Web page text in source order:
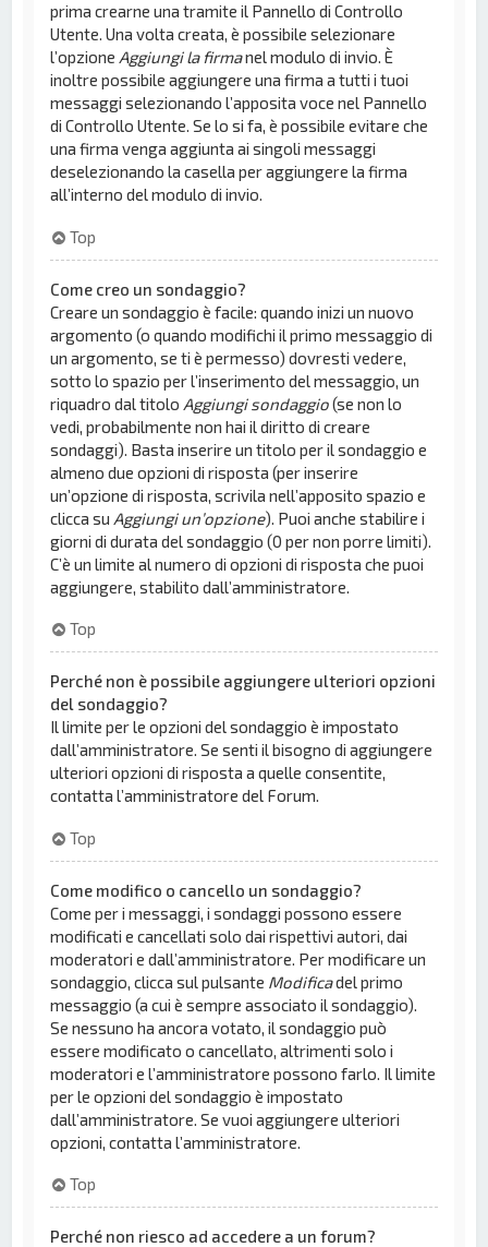
prima crearne una tramite il Pannello di Controllo
Utente. Una volta creata, è possibile selezionare
l’opzione Aggiungi la firmanel modulo di invio. È
inoltre possibile aggiungere una firma a tutti i tuoi
messaggi selezionando l’apposita voce nel Pannello
di Controllo Utente. Se lo si fa, è possibile evitare che
una firma venga aggiunta ai singoli messaggi
deselezionando la casella per aggiungere la firma
all’interno del modulo di invio.
Top
Come creo un sondaggio?
Creare un sondaggio è facile: quando inizi un nuovo
argomento (o quando modifichi il primo messaggio di
un argomento, se ti è permesso) dovresti vedere,
sotto lo spazio per l’inserimento del messaggio, un
riquadro dal titolo Aggiungi sondaggio(se non lo
vedi, probabilmente non hai il diritto di creare
sondaggi). Basta inserire un titolo per il sondaggio e
almeno due opzioni di risposta (per inserire
un’opzione di risposta, scrivila nell’apposito spazio e
clicca su Aggiungi un’opzione). Puoi anche stabilire i
giorni di durata del sondaggio (0 per non porre limiti).
C’è un limite al numero di opzioni di risposta che puoi
aggiungere, stabilito dall’amministratore.
Top
Perché non è possibile aggiungere ulteriori opzioni
del sondaggio?
Il limite per le opzioni del sondaggio è impostato
dall’amministratore. Se senti il bisogno di aggiungere
ulteriori opzioni di risposta a quelle consentite,
contatta l’amministratore del Forum.
Top
Come modifico o cancello un sondaggio?
Come per i messaggi, i sondaggi possono essere
modificati e cancellati solo dai rispettivi autori, dai
moderatori e dall’amministratore. Per modificare un
sondaggio, clicca sul pulsante Modificadel primo
messaggio (a cui è sempre associato il sondaggio).
Se nessuno ha ancora votato, il sondaggio può
essere modificato o cancellato, altrimenti solo i
moderatori e l’amministratore possono farlo. Il limite
per le opzioni del sondaggio è impostato
dall’amministratore. Se vuoi aggiungere ulteriori
opzioni, contatta l’amministratore.
Top
Perché non riesco ad accedere a un forum?